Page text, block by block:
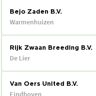
Bejo Zaden B.V.
Warmenhuizen
Rijk Zwaan Breeding B.V.
De Lier
Van Oers United B.V.
Eindhoven